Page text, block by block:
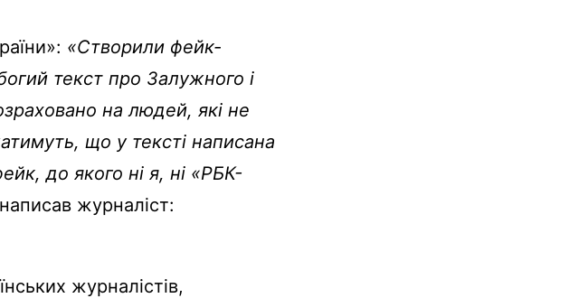
«Створили фейк-
текст про Залужного і
на людей, які не
що у тексті написана
до якого ні я, ні «РБК-
журналіст:
журналістів,